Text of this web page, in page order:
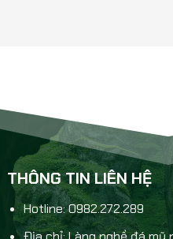
THÔNG TIN LIÊN HỆ
Hotline: 0982.272.289